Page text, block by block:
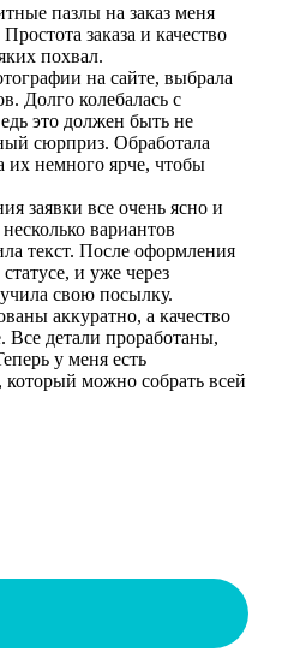
пазлы на заказ меня
заказа и качество
похвал.
на сайте, выбрала
Долго колебалась с
это должен быть не
сюрприз. Обработала
их немного ярче, чтобы
заявки все очень ясно и
вариантов
текст. После оформления
и уже через
свою посылку.
аккуратно, а качество
Все детали проработаны,
у меня есть
можно собрать всей